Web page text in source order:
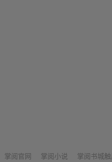
掌阅官网 掌阅小说 掌阅书城